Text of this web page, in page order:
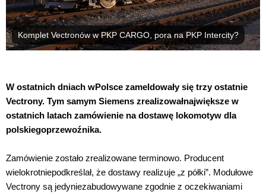
Komplet Vectronów w PKP CARGO, pora na PKP Intercity?
W ostatnich dniach wPolsce zameldowały się trzy ostatnie
Vectrony. Tym samym Siemens zrealizowałnajwiększe w
ostatnich latach zamówienie na dostawę lokomotyw dla
polskiegoprzewoźnika.
Zamówienie zostało zrealizowane terminowo. Producent
wielokrotniepodkreślał, że dostawy realizuje „z półki”. Modułowe
Vectrony są jedyniezabudowywane zgodnie z oczekiwaniami